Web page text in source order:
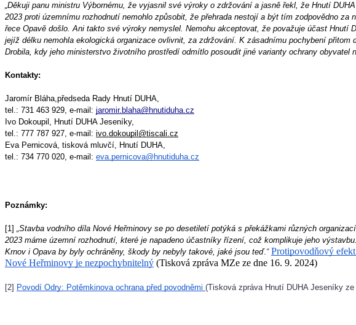
„Děkuji panu ministru Výbornému, že vyjasnil své výroky o zdržování a jasně řekl, že Hnutí
2023 proti územnímu rozhodnutí nemohlo způsobit, že přehrada nestojí a být tím zodpovědno za
řece Opavě došlo. Ani takto své výroky nemyslel. Nemohu akceptovat, že považuje účast Hnutí
jejíž délku nemohla ekologická organizace ovlivnit, za zdržování. K zásadnímu pochybení přitom
Drobila, kdy jeho ministerstvo životního prostředí odmítlo posoudit jiné varianty ochrany obyvatel
Kontakty:
Jaromír Bláha,předseda Rady Hnutí DUHA,
tel.: 731 463 929, e-mail: jaromir.blaha@hnutiduha.cz
Ivo Dokoupil, Hnutí DUHA Jeseníky,
tel.: 777 787 927, e-mail: ivo.dokoupil@tiscali.cz
Eva Pernicová, tisková mluvčí, Hnutí DUHA,
tel.: 734 770 020, e-mail: eva.pernicova@hnutiduha.cz
Poznámky:
[1] „Stavba vodního díla Nové Heřminovy se po desetiletí potýká s překážkami různých
2023 máme územní rozhodnutí, které je napadeno účastníky řízení, což komplikuje jeho
Krnov i Opava by byly ochráněny, škody by nebyly takové, jaké jsou teď.“ Protipovodňový
Nové Heřminovy je nezpochybnitelný (Tisková zpráva MZe ze dne 16. 9. 2024)
[2] Povodí Odry: Potěmkinova ochrana před povodněmi (Tisková zpráva Hnutí DUHA Jeseníky ze